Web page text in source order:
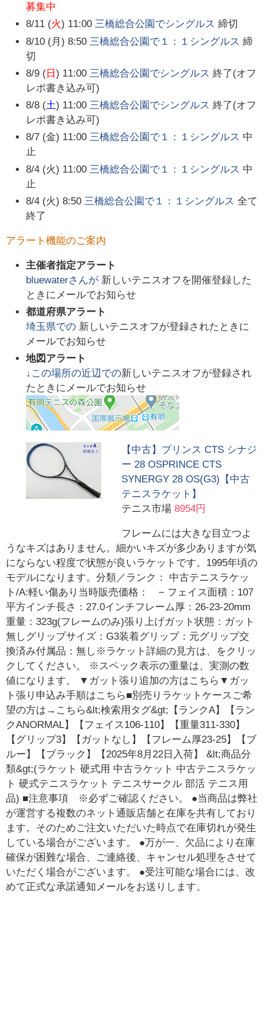
募集中
8/11 (火) 11:00 三橋総合公園でシングルス 締切
8/10 (月) 8:50 三橋総合公園で１：１シングルス 締
切
8/9 ( 日) 11:00 三橋総合公園でシングルス 終了(オフ
レポ書き込み可)
8/8 (土) 11:00 三橋総合公園でシングルス 終了(オフ
レポ書き込み可)
8/7 (金) 11:00 三橋総合公園で１：１シングルス 中
止
8/4 (火) 11:00 三橋総合公園で１：１シングルス 中
止
8/4 (火) 8:50 三橋総合公園で１：１シングルス 全て
終了
アラート機能のご案内
主催者指定アラート
bluewaterさんが 新しいテニスオフを開催登録した
ときにメールでお知らせ
都道府県アラート
埼玉県での 新しいテニスオフが登録されたときに
メールでお知らせ
地図アラート
↓この場所の近辺での新しいテニスオフが登録され
たときにメールでお知らせ
【中古】プリンス CTS シナジ
ー 28 OSPRINCE CTS
SYNERGY 28 OS(G3)【中古
テニスラケット】
テニス市場 8954円
フレームには大きな目立つよ
うなキズはありません。細かいキズが多少ありますが気
にならない程度で状態が良いラケットです。1995年頃の
モデルになります。分類／ランク： 中古テニスラケッ
ト/A:軽い傷あり当時販売価格： − フェイス面積：107
平方インチ長さ：27.0インチフレーム厚：26-23-20mm
重量：323g(フレームのみ)張り上げガット状態：ガット
無しグリップサイズ：G3装着グリップ：元グリップ交
換済み付属品：無し※ラケット詳細の見方は、をクリッ
クしてください。 ※スペック表示の重量は、実測の数
値になります。 ▼ガット張り追加の方はこちら▼ガッ
ト張り申込み手順はこちら■別売りラケットケースご希
望の方は→こちら&lt;検索用タグ&gt;【ランクA】【ラン
クANORMAL】【フェイス106-110】【重量311-330】
【グリップ3】【ガットなし】【フレーム厚23-25】【ブ
ルー】【ブラック】【2025年8月22日入荷】 &lt;商品分
類&gt;(ラケット 硬式用 中古ラケット 中古テニスラケッ
ト 硬式テニスラケット テニスサークル 部活 テニス用
品) ■注意事項 ※必ずご確認ください。 ●当商品は弊社
が運営する複数のネット通販店舗と在庫を共有しており
ます。そのためご注文いただいた時点で在庫切れが発生
している場合がございます。 ●万が一、欠品により在庫
確保が困難な場合、ご連絡後、キャンセル処理をさせて
いただく場合がございます。 ●受注可能な場合には、改
めて正式な承諾通知メールをお送りします。